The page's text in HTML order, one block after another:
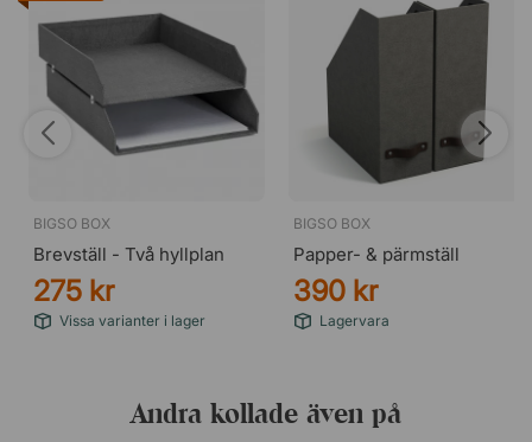
BIGSO BOX
Brevställ - Två hyllplan
275 kr
Vissa varianter i lager
BIGSO BOX
Papper- & pärmställ
390 kr
Lagervara
Andra kollade även på